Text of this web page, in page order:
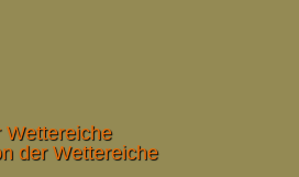
Wettereiche
der Wettereiche